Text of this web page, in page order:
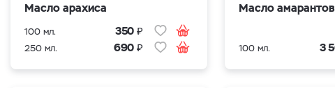
Масло арахиса
100 мл. 350 ₽
250 мл. 690 ₽
Масло
100 мл. 3